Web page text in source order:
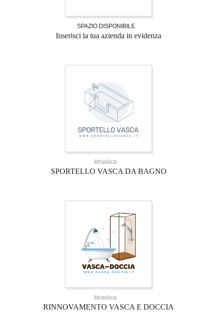
SPAZIO DISPONIBILE
Inserisci la tua azienda in evidenza
Idraulica
SPORTELLO VASCA DA BAGNO
Idraulica
RINNOVAMENTO VASCA E DOCCIA